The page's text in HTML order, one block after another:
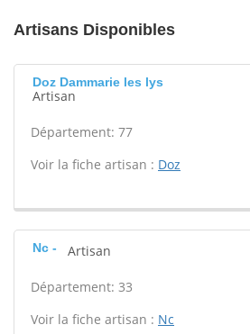
Artisans Disponibles
Doz Dammarie les lys
Artisan
Département: 77
Voir la fiche artisan : Doz
Nc - Artisan
Département: 33
Voir la fiche artisan : Nc